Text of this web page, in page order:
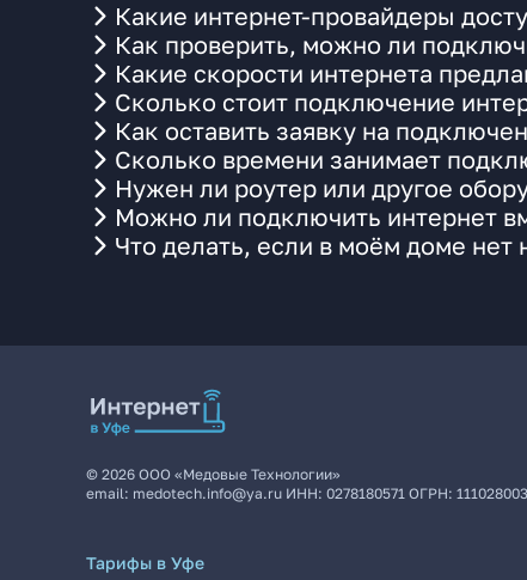
Какие интернет-провайдеры
Как проверить, можно ли
Какие скорости интернета
Сколько стоит подключение
Как оставить заявку на
Сколько времени занимает
Нужен ли роутер или другое
Можно ли подключить интернет
Что делать, если в моём доме нет
© 2026 ООО «Медовые Технологии»
email: medotech.info@ya.ru ИНН: 0278180571 ОГРН:
Тарифы в Уфе